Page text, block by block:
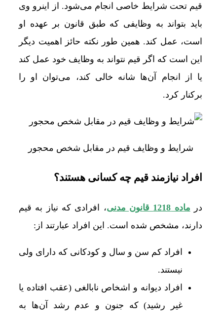
قیم تحت شرایط خاصی انجام می‌شود. از اینرو وی
باید بتواند به وظایفی که طبق قانون بر عهده او
است، عمل کند. همین ‌طور نکته حائز اهمیت دیگر
این است که اگر قیم نتواند به وظایف خود عمل کند
یا از انجام آن‌ها شانه خالی کند، می‌توان او را
برکنار کرد.
شرایط و وظایف قیم در مقابل شخص محجور
افراد نیازمند قیم چه کسانی هستند؟
در ماده 1218 قانون مدنی
، افرادی که نیاز به قیم
دارند، مشخص شده است. این افراد عبارتند از:
افراد کم سن و سال و کودکانی که دارای ولی
نیستند.
افراد دیوانه و اشخاص نابالغی (عقب افتاده یا
غیر رشید) که جنون و عدم رشد آن‌ها به